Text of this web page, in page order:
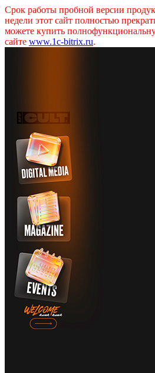
Срок работы пробной версии
недели этот сайт полностью
можете купить
сайте www.1c-bitrix.ru.